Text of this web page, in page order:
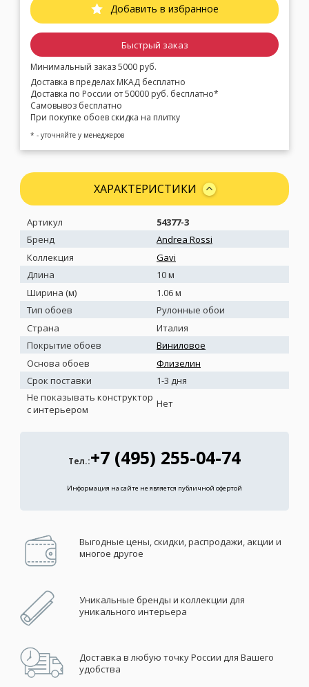
Добавить в избранное
Быстрый заказ
Минимальный заказ 5000 руб.
Доставка в пределах МКАД бесплатно
Доставка по России от 50000 руб. бесплатно*
Самовывоз бесплатно
При покупке обоев скидка на плитку
* - уточняйте у менеджеров
ХАРАКТЕРИСТИКИ
Артикул
54377-3
Бренд
Andrea Rossi
Коллекция
Gavi
Длина
10 м
Ширина (м)
1.06 м
Тип обоев
Рулонные обои
Страна
Италия
Покрытие обоев
Виниловое
Основа обоев
Флизелин
Срок поставки
1-3 дня
Не показывать конструктор
с интерьером
Нет
Тел.:+7 (495) 255-04-74
Информация на сайте не является публичной офертой
Выгодные цены, скидки, распродажи, акции и
многое другое
Уникальные бренды и коллекции для
уникального интерьера
Доставка в любую точку России для Вашего
удобства